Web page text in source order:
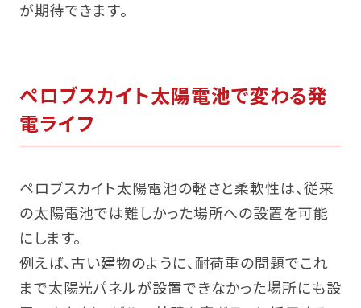
が期待できます。
ペロブスカイト太陽電池で変わる発
電ライフ
ペロブスカイト太陽電池の軽さと柔軟性は、従来
の太陽電池では難しかった場所への設置を可能
にします。
例えば、古い建物のように、耐荷重の問題でこれ
まで太陽光パネルが設置できなかった場所にも設